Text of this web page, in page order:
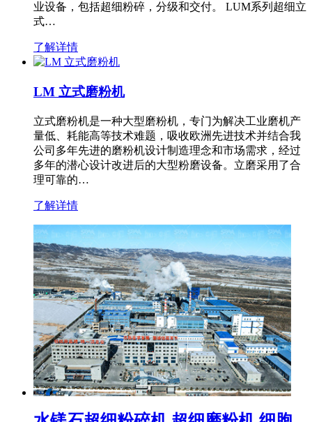
业设备，包括超细粉碎，分级和交付。 LUM系列超细立
式…
了解详情
LM 立式磨粉机
立式磨粉机是一种大型磨粉机，专门为解决工业磨机产
量低、耗能高等技术难题，吸收欧洲先进技术并结合我
公司多年先进的磨粉机设计制造理念和市场需求，经过
多年的潜心设计改进后的大型粉磨设备。立磨采用了合
理可靠的…
了解详情